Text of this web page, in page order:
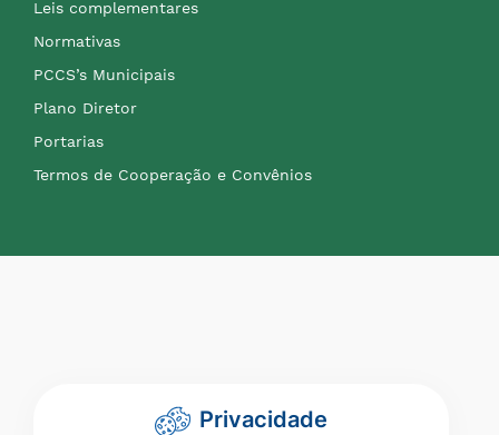
Leis complementares
Normativas
PCCS’s Municipais
Plano Diretor
Portarias
Termos de Cooperação e Convênios
Privacidade